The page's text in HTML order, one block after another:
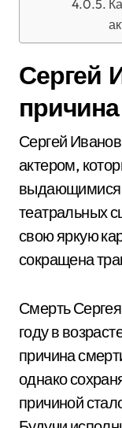
Сергей
Сергей
актером,
выдающимися
театральных
свою яркую
сокращена
Смерть
году в
причина
однако
причиной